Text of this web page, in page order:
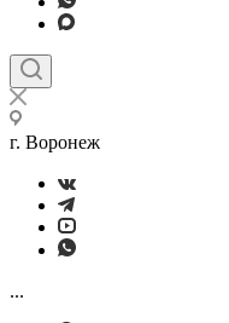
г. Воронеж
...